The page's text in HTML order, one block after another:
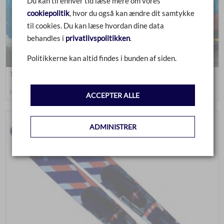
Tubes
Klik for at se mere
cookiepolitik, hvor du også kan ændre dit samtykke
til cookies. Du kan læse hvordan dine data
behandles i privatlivspolitikken.
Politikkerne kan altid findes i bunden af siden.
ACCEPTER ALLE
ADMINISTRER